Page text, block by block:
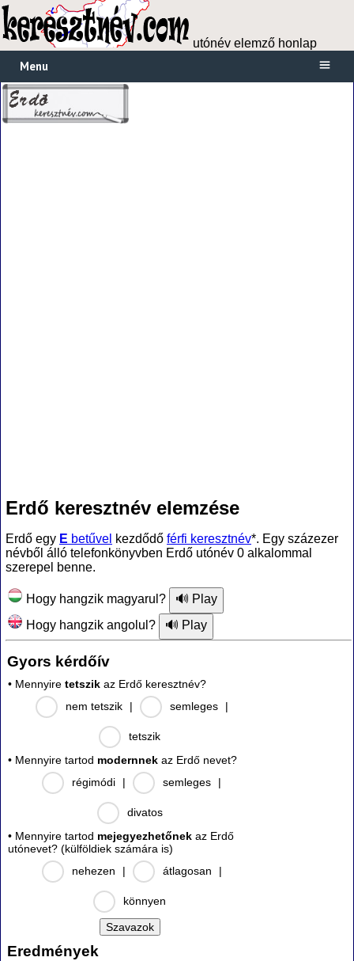
utónév elemző honlap
Menu
Erdő keresztnév elemzése
Erdő egy E betűvel kezdődő férfi keresztnév*. Egy százezer
névből álló telefonkönyvben Erdő utónév 0 alkalommal
szerepel benne.
Hogy hangzik magyarul?
Hogy hangzik angolul?
Gyors kérdőív
• Mennyire tetszik az Erdő keresztnév?
nem tetszik
| semleges |
tetszik
• Mennyire tartod modernnek az Erdő nevet?
régimódi
| semleges |
divatos
• Mennyire tartod mejegyezhetőnek az Erdő
utónevet? (külföldiek számára is)
nehezen
| átlagosan |
könnyen
Eredmények